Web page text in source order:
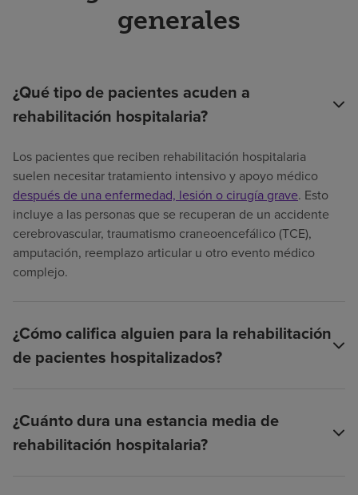
generales
¿Qué tipo de pacientes acuden a
rehabilitación hospitalaria?
Los pacientes que reciben rehabilitación hospitalaria
suelen necesitar tratamiento intensivo y apoyo médico
después de una enfermedad, lesión o cirugía grave. Esto
incluye a las personas que se recuperan de un accidente
cerebrovascular, traumatismo craneoencefálico (TCE),
amputación, reemplazo articular u otro evento médico
complejo.
¿Cómo califica alguien para la rehabilitación
de pacientes hospitalizados?
¿Cuánto dura una estancia media de
rehabilitación hospitalaria?